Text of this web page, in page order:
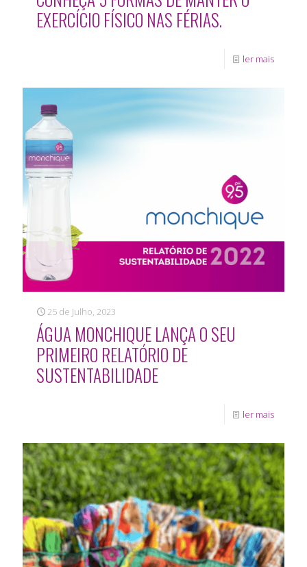
EXERCÍCIO FÍSICO NAS FÉRIAS.
ler mais
25 de Julho, 2023
ÁGUA MONCHIQUE LANÇA O SEU
PRIMEIRO RELATÓRIO DE
SUSTENTABILIDADE
ler mais